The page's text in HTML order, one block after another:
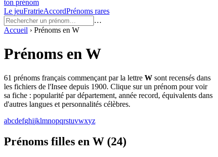
ton prénom
Le jeuFratrieAccordPrénoms rares
…
Accueil › Prénoms en W
Prénoms enW
61 prénoms français commençant par la lettre W sont recensés dans
les fichiers de l'Insee depuis 1900. Clique sur un prénom pour voir
sa fiche : popularité par département, année record, équivalents dans
d'autres langues et personnalités célèbres.
abcdefghijklmnopqrstuvwxyz
Prénoms filles en W (24)